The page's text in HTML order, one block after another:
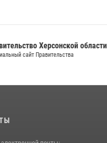
Херсонской области
сайт Правительства